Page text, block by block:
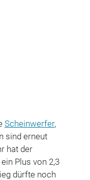
Scheinwerfer,
sind erneut
hat der
Plus von 2,3
dürfte noch